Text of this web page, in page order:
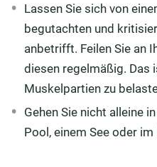
Lassen Sie sich von
begutachten und
anbetrifft. Feilen Sie an
diesen regelmäßig. Das
Muskelpartien zu
Gehen Sie nicht alleine
Pool, einem See oder